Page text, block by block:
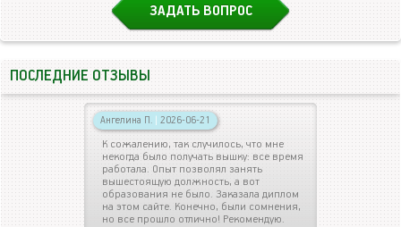
ЗАДАТЬ ВОПРОС
ПОСЛЕДНИЕ ОТЗЫВЫ
Ангелина П. | 2026-06-21
К сожалению, так случилось, что мне
некогда было получать вышку: все время
работала. Опыт позволял занять
вышестоящую должность, а вот
образования не было. Заказала диплом
на этом сайте. Конечно, были сомнения,
но все прошло отлично! Рекомендую.